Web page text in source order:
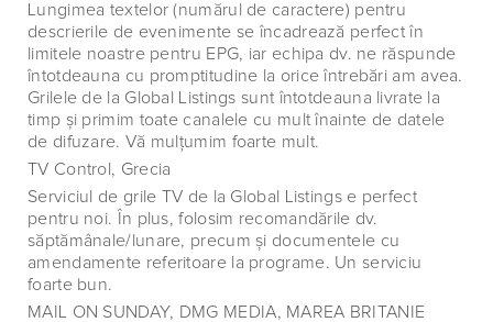
Lungimea textelor (numărul de caractere) pentru
descrierile de evenimente se încadrează perfect în
limitele noastre pentru EPG, iar echipa dv. ne răspunde
întotdeauna cu promptitudine la orice întrebări am avea.
Grilele de la Global Listings sunt întotdeauna livrate la
timp şi primim toate canalele cu mult înainte de datele
de difuzare. Vă mulţumim foarte mult.
TV Control, Grecia
Serviciul de grile TV de la Global Listings e perfect
pentru noi. În plus, folosim recomandările dv.
săptămânale/lunare, precum şi documentele cu
amendamente referitoare la programe. Un serviciu
foarte bun.
MAIL ON SUNDAY, DMG MEDIA, MAREA BRITANIE